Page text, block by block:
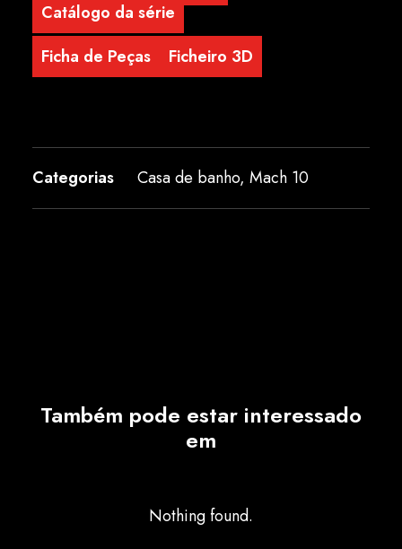
Catálogo da série
Ficha de Peças
Ficheiro 3D
Categorias Casa de banho, Mach 10
Também pode estar interessado
em
Nothing found.